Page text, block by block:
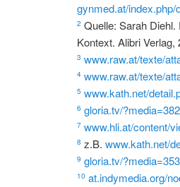
gynmed.at/
2 Quelle: Sarah
Kontext. Alibri Verlag,
3 www.raw.at/texte/
4 www.raw.at/texte/
5 www.kath.net/
6 gloria.tv/
7 www.hli.at/content/
8 z.B. www.kath.net/
9 gloria.tv/
10 at.indymedia.org/